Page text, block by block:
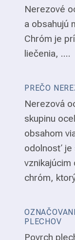
Nerezové
a obsahujú
Chróm je
liečenia, ....
PREČO
Nerezová
skupinu
obsahom
odolnosť je
vznikajúcim
chróm,
PLECHOV
Povrch